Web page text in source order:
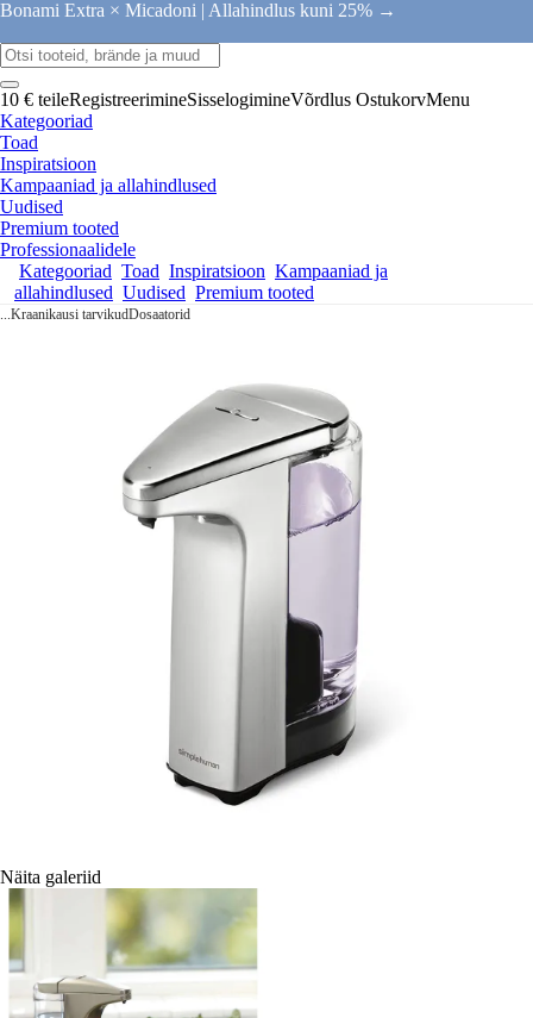
Bonami Extra × Micadoni | Allahindlus kuni 25% →
10 € teileRegistreerimineSisselogimineVõrdlus OstukorvMenu
Kategooriad
Toad
Inspiratsioon
Kampaaniad ja allahindlused
Uudised
Premium tooted
Professionaalidele
Kategooriad Toad Inspiratsioon Kampaaniad ja
allahindlused Uudised Premium tooted
...Kraanikausi tarvikudDosaatorid
Näita galeriid